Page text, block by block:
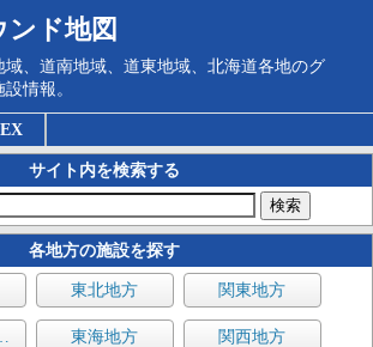
ド地図
域、道南地域、道東地域、北海道各地のグ
情報。
サイト内を検索する
各地方の施設を探す
東北地方 関東地方
越地方 東海地方 関西地方